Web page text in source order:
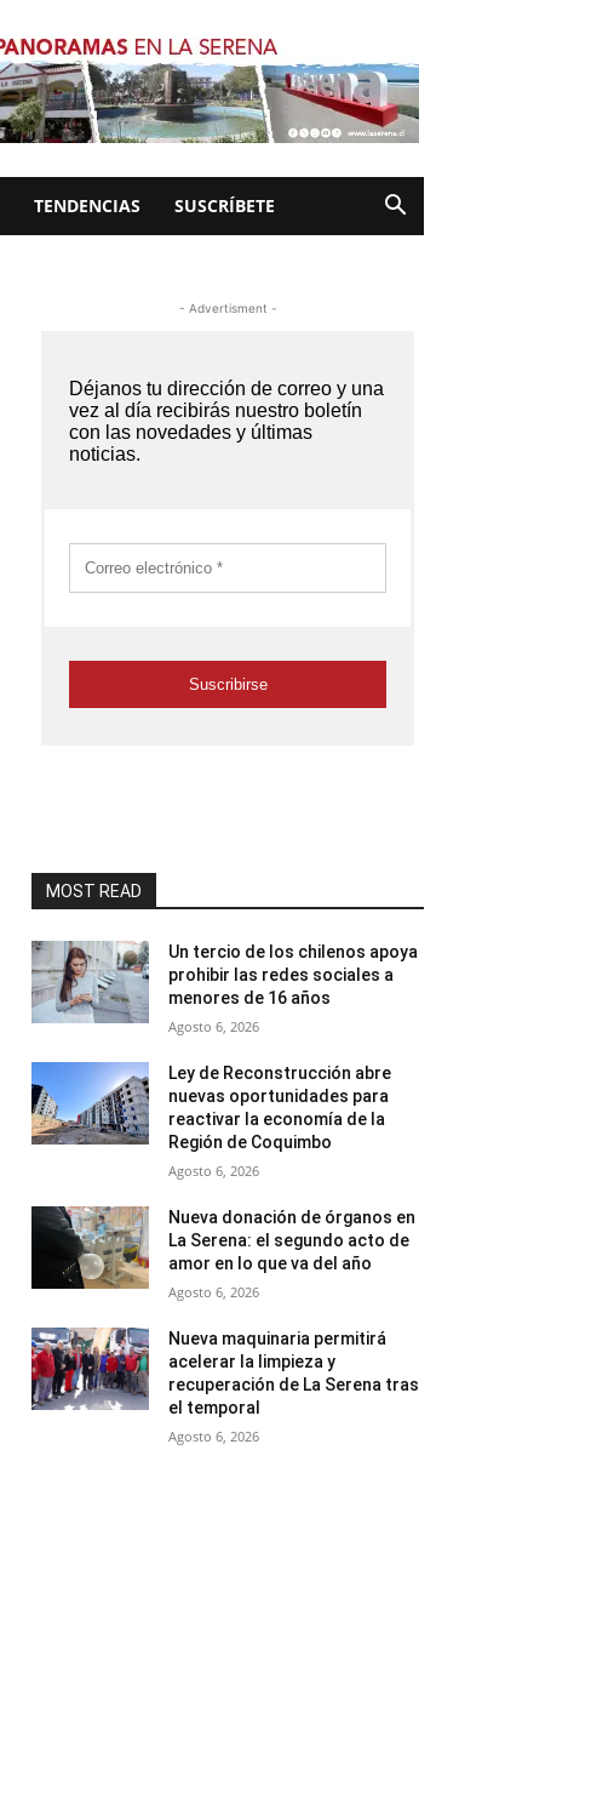
TENDENCIAS SUSCRÍBETE
- Advertisment -
MOST READ
Un tercio de los chilenos apoya
prohibir las redes sociales a
menores de 16 años
Agosto 6, 2026
Ley de Reconstrucción abre
nuevas oportunidades para
reactivar la economía de la
Región de Coquimbo
Agosto 6, 2026
Nueva donación de órganos en
La Serena: el segundo acto de
amor en lo que va del año
Agosto 6, 2026
Nueva maquinaria permitirá
acelerar la limpieza y
recuperación de La Serena tras
el temporal
Agosto 6, 2026